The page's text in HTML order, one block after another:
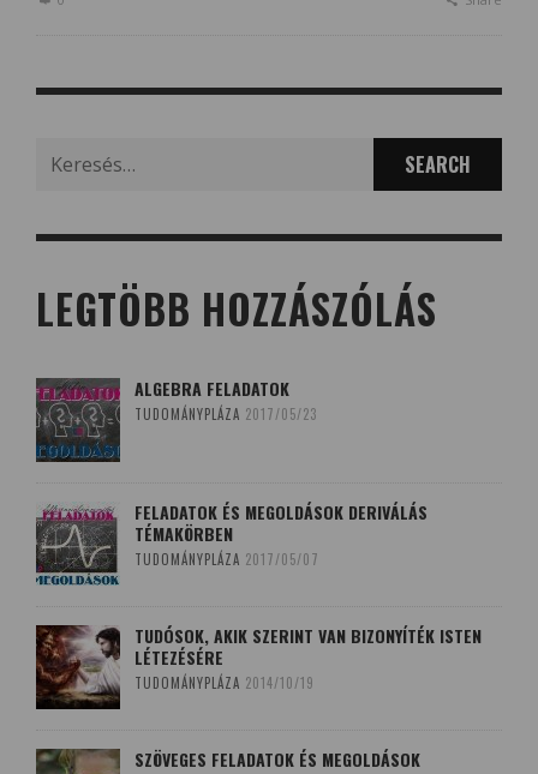
LEGTÖBB HOZZÁSZÓLÁS
ALGEBRA FELADATOK
TUDOMÁNYPLÁZA 2017/05/23
FELADATOK ÉS MEGOLDÁSOK DERIVÁLÁS
TÉMAKÖRBEN
TUDOMÁNYPLÁZA 2017/05/07
TUDÓSOK, AKIK SZERINT VAN BIZONYÍTÉK ISTEN
LÉTEZÉSÉRE
TUDOMÁNYPLÁZA 2014/10/19
SZÖVEGES FELADATOK ÉS MEGOLDÁSOK